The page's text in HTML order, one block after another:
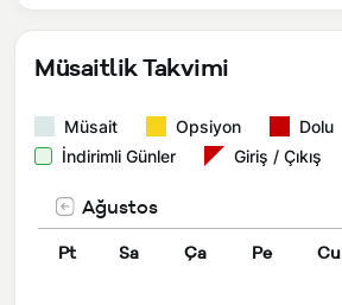
Müsaitlik Takvimi
Müsait Opsiyon
Dolu
İndirimli Günler
Giriş / Çıkış
Ağustos
Pt Sa Ça Pe Cu